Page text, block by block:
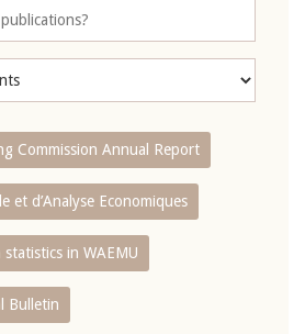
Commission Annual Report
et d’Analyse Economiques
in WAEMU
Bulletin